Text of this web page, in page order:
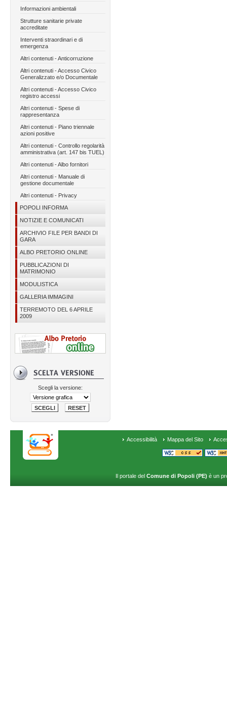
Informazioni ambientali
Strutture sanitarie private
accreditate
Interventi straordinari e di
emergenza
Altri contenuti - Anticorruzione
Altri contenuti - Accesso Civico
Generalizzato e/o Documentale
Altri contenuti - Accesso Civico
registro accessi
Altri contenuti - Spese di
rappresentanza
Altri contenuti - Piano triennale
azioni positive
Altri contenuti - Controllo regolarità
amministrativa (art. 147 bis TUEL)
Altri contenuti - Albo fornitori
Altri contenuti - Manuale di
gestione documentale
Altri contenuti - Privacy
POPOLI INFORMA
NOTIZIE E COMUNICATI
ARCHIVIO FILE PER BANDI DI
GARA
ALBO PRETORIO ONLINE
PUBBLICAZIONI DI
MATRIMONIO
MODULISTICA
GALLERIA IMMAGINI
TERREMOTO DEL 6 APRILE
2009
Scegli la versione:
Accessibilità Mappa del Sito
Il portale del Comune di Popoli (PE) è un